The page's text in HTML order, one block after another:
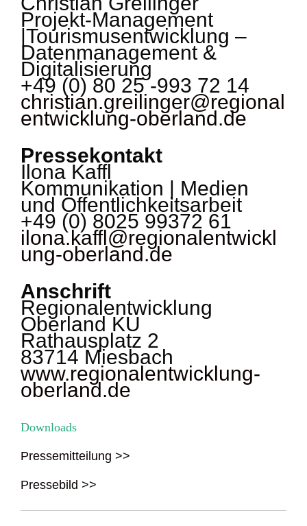
Projekt-Management
|Tourismusentwicklung –
Datenmanagement &
Digitalisierung
+49 (0) 80 25 -993 72 14
christian.greilinger@regional
entwicklung-oberland.de
Pressekontakt
Ilona Kaffl
Kommunikation | Medien
und Öffentlichkeitsarbeit
+49 (0) 8025 99372 61
ilona.kaffl@regionalentwickl
ung-oberland.de
Anschrift
Regionalentwicklung
Oberland KU
Rathausplatz 2
83714 Miesbach
www.regionalentwicklung-
oberland.de
Downloads
Pressemitteilung >>
Pressebild >>